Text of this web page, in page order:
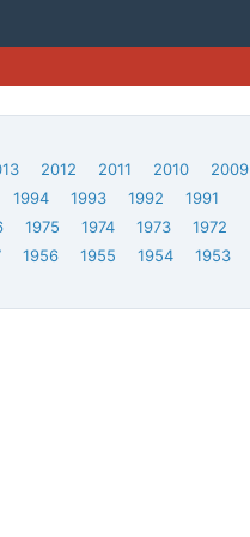
2012 2011 2010
2009
1994 1993 1992
1991
1975 1974 1973
1972
1956 1955 1954
1953